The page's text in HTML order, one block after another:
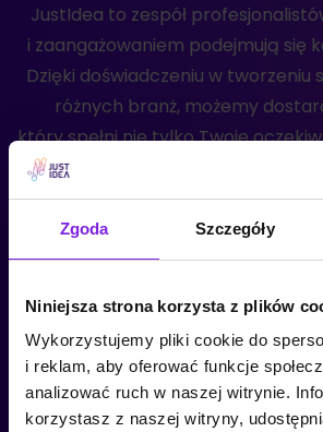
Zgoda Szczegóły
Niniejsza strona korzysta z plików
Wykorzystujemy pliki cookie do
i reklam, aby oferować funkcje
analizować ruch w naszej witrynie.
korzystasz z naszej witryny,
JustIdea to zespół
i zaangażowaniem podejmują się
Dzięki doświadczeniu w tworzeniu
różnych branż, możemy
który spełni nie tylko Twoje
się również Twoim odbiorcom.
są zaprojektowane tak, aby
uwagę, a także zachęcić ich do
online.
Sklepy online, które
do odpowiednich
Jesteśmy dumni z faktu, że każdy